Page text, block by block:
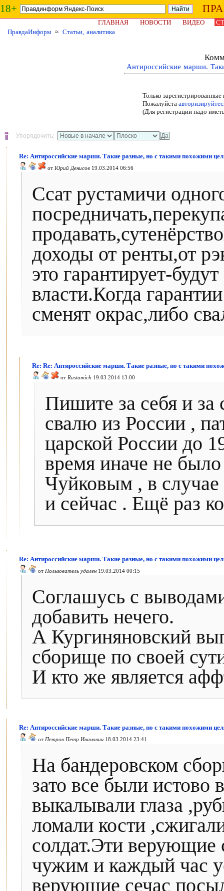
18+
ГЛАВНАЯ НОВОСТИ ВИДЕО
ПравдаИнформ ≈ Статьи, аналитика
Антироссийские марши.
Только зарегистрированные
Пожалуйста
(Для регистрации надо
Упорядочить:
Re: Антироссийские марши. Такие разные, но с такими похожими
от Юрий Денисов 19.03.2014 06:56
Ссат рустамичи
доходы от ренты,от
это гарантирует-
власти.Когда
сменят окрас,либо
Re: Re: Антироссийские марши. Такие разные, но с такими
от Rustamich 19.03.2014 13:00
Пишите за себя и за
свалю из России ,
царской России до
время иначе не
Чуйковым , в
и сейчас . Ещё раз
Re: Антироссийские марши. Такие разные, но с такими похожими
от Пользователь удалён 19.03.2014 00:15
Соглашусь с
добавить нечего.
А Кургиняновский
сборище по своей
И кто же является
Re: Антироссийские марши. Такие разные, но с такими похожими
от Петров Петр Иванович 18.03.2014 23:41
На бандеровском
зато все были
выкалывали глаза
ломали кости
солдат.Эти верующие
чужим и каждый час
верующие сечас